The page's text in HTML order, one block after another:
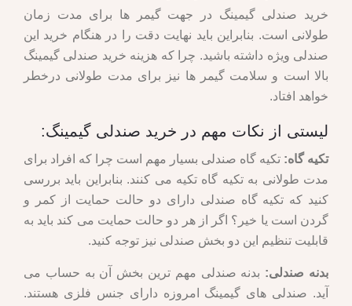
خرید صندلی گیمینگ در جهت گیمر ها برای مدت زمان
طولانی است. بنابراین باید نهایت دقت را در هنگام خرید این
صندلی ویژه داشته باشید. چرا که هزینه خرید صندلی گیمینگ
بالا است و سلامت گیمر ها نیز برای مدت طولانی درخطر
خواهد افتاد.
لیستی از نکات مهم در خرید صندلی گیمینگ:
تکیه گاه: تکیه گاه صندلی بسیار مهم است چرا که افراد برای
مدت طولانی به تکیه گاه تکیه می کنند. بنابراین باید بررسی
کنید که تکیه گاه صندلی دارای دو حالت حمایت از کمر و
گردن است یا خیر؟ اگر از هر دو حالت حمایت می کند باید به
قابلیت تنظیم این دو بخش صندلی نیز توجه کنید.
بدنه صندلی: بدنه صندلی مهم ترین بخش آن به حساب می
آید. صندلی های گیمینگ امروزه دارای جنس فلزی هستند.